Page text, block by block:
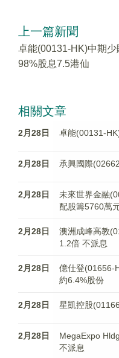
上一篇新聞
卓能(00131-HK)中期少
98%股息7.5港仙
相關文章
2月28日 卓能(00131-
2月28日 承興國際
2月28日
未來世界金融
配股籌5760萬
2月28日
澳洲成峰高教
1.2倍 不派息
2月28日
億仕登(01656-
約6.4%股份
2月28日 星凱控股
2月28日
MegaExpo
不派息